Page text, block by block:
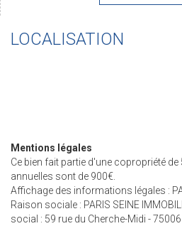
LOCALISATION
Mentions légales
Ce bien fait partie d'une copropriété
annuelles sont de 900€.
Affichage des informations légales :
Raison sociale : PARIS SEINE
social : 59 rue du Cherche-Midi - 75006